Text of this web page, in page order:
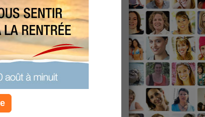
PLUS
COACHING
gratuit